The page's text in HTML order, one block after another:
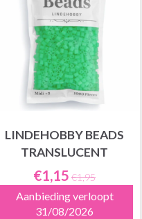
LINDEHOBBY BEADS
TRANSLUCENT
€1,15 €1,95
Aanbieding verloopt
31/08/2026